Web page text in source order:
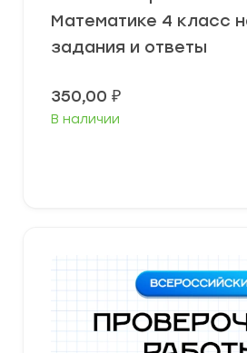
Математике 4 класс
задания и ответы
350,00 ₽
В наличии